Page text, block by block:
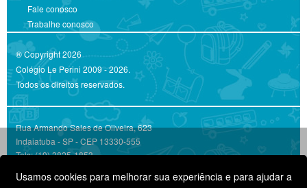
Fale conosco
Trabalhe conosco
® Copyright 2026
Colégio Le Perini 2009 - 2026.
Todos os direitos reservados.
Rua Armando Sales de Oliveira, 623
Indaiatuba - SP - CEP 13330-555
Tels: (19) 3825-1853
Usamos cookies para melhorar sua experiência e para ajudar a